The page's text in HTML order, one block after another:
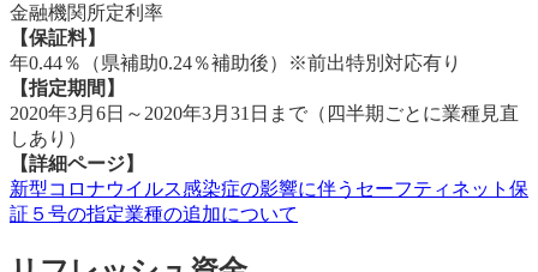
⾦融機関所定利率
【保証料】
年0.44％（県補助0.24％補助後）※前出特別対応有り
【指定期間】
2020年3月6日～2020年3月31日まで（四半期ごとに業種見直
しあり）
【詳細ページ】
新型コロナウイルス感染症の影響に伴うセーフティネット保
証５号の指定業種の追加について